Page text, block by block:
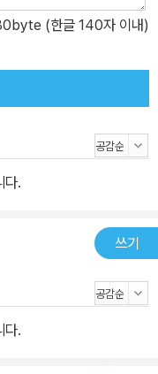
(한글 140자 이내)
다.
쓰기
다.